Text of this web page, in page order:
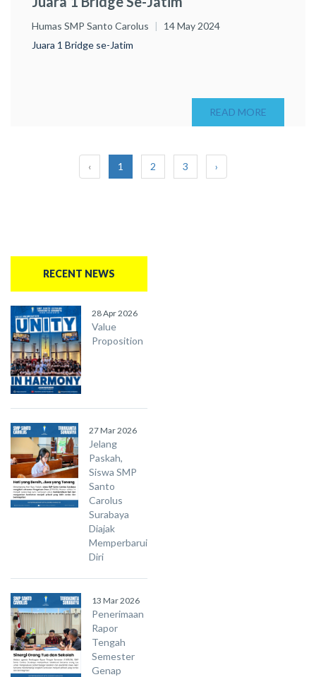
Humas SMP Santo Carolus
14 May 2024
Juara 1 Bridge se-Jatim
READ MORE
‹ 1 2 3 ›
RECENT NEWS
28 Apr 2026
Value
Proposition
27 Mar 2026
Jelang
Paskah,
Siswa SMP
Santo
Carolus
Surabaya
Diajak
Memperbarui
Diri
13 Mar 2026
Penerimaan
Rapor
Tengah
Semester
Genap